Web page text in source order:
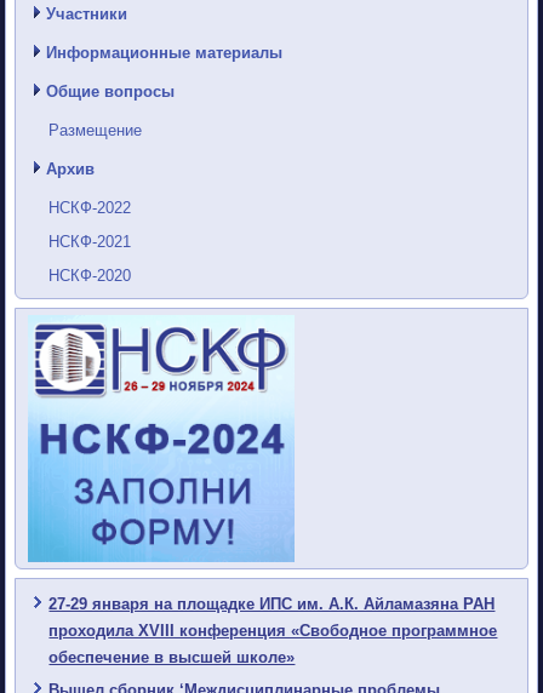
Участники
Информационные материалы
Общие вопросы
Размещение
Архив
НСКФ-2022
НСКФ-2021
НСКФ-2020
27-29 января на площадке ИПС им. А.К. Айламазяна РАН
проходила XVIII конференция «Свободное программное
обеспечение в высшей школе»